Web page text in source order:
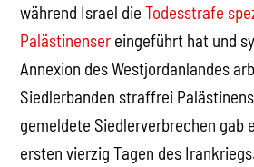
während Israel dieTodesstrafe
Palästinenser eingeführt hat und
Annexion des Westjordanlandes
Siedlerbanden straffrei
gemeldete Siedlerverbrechen gab
ersten vierzig Tagen des